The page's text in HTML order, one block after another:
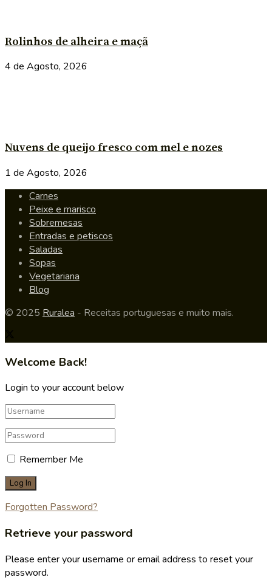
Rolinhos de alheira e maçã
4 de Agosto, 2026
Nuvens de queijo fresco com mel e nozes
1 de Agosto, 2026
Carnes
Peixe e marisco
Sobremesas
Entradas e petiscos
Saladas
Sopas
Vegetariana
Blog
© 2025 Ruralea - Receitas portuguesas e muito mais.
Welcome Back!
Login to your account below
Remember Me
Forgotten Password?
Retrieve your password
Please enter your username or email address to reset your
password.